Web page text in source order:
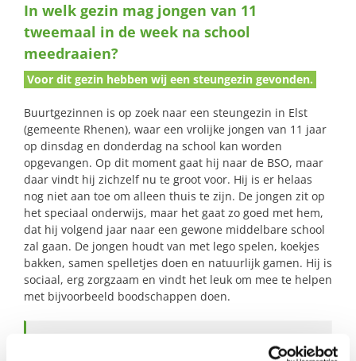
naar:
In welk gezin mag jongen van 11
tweemaal in de week na school
meedraaien?
Voor dit gezin hebben wij een steungezin gevonden.
Buurtgezinnen is op zoek naar een steungezin in Elst
(gemeente Rhenen), waar een vrolijke jongen van 11 jaar
op dinsdag en donderdag na school kan worden
opgevangen. Op dit moment gaat hij naar de BSO, maar
daar vindt hij zichzelf nu te groot voor. Hij is er helaas
nog niet aan toe om alleen thuis te zijn. De jongen zit op
het speciaal onderwijs, maar het gaat zo goed met hem,
dat hij volgend jaar naar een gewone middelbare school
zal gaan. De jongen houdt van met lego spelen, koekjes
bakken, samen spelletjes doen en natuurlijk gamen. Hij is
sociaal, erg zorgzaam en vindt het leuk om mee te helpen
met bijvoorbeeld boodschappen doen.